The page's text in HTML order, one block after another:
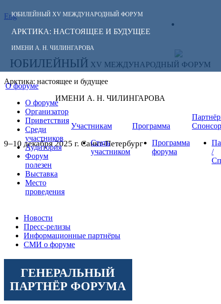
ЮБИЛЕЙНЫЙ XV МЕЖДУНАРОДНЫЙ ФОРУМ
АРКТИКА: НАСТОЯЩЕЕ И БУДУЩЕЕ
ИМЕНИ А. Н. ЧИЛИНГАРОВА
Eng
СЛЕДИТЕ ЗА
НОВОСТЯМИ
ФОРУМА:
ЮБИЛЕЙНЫЙ XV МЕЖДУНАРОДНЫЙ ФОРУМ
Арктика: настоящее и будущее
ИМЕНИ А. Н. ЧИЛИНГАРОВА
9–10 декабря 2025 г. Санкт-Петербург
О форуме
О форуме
Организатор
Приветствия
Среди
участников
Аудитория
Форум
полезен
Выставка
Место
проведения
Участникам
Стать
участником
Программа
Программа
форума
/
Новости
Пресс-релизы
Информационные партнёры
СМИ о форуме
ГЕНЕРАЛЬНЫЙ
ПАРТНЁР ФОРУМА